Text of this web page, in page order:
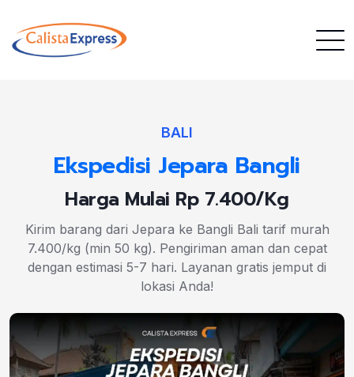
BALI
Ekspedisi Jepara Bangli
Harga Mulai Rp 7.400/Kg
Kirim barang dari Jepara ke Bangli Bali tarif murah
7.400/kg (min 50 kg). Pengiriman aman dan cepat
dengan estimasi 5-7 hari. Layanan gratis jemput di
lokasi Anda!